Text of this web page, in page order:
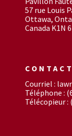
57 rue Louis
Ottawa,
Canada K1N
CONTACT
Courriel :
Téléphone :
Télécopieur :